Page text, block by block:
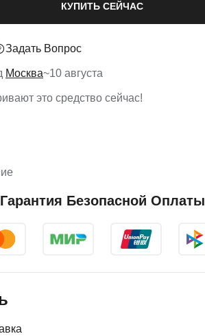
КУПИТЬ СЕЙЧАС
Задать Вопрос
Москва~10 августа
это средство сейчас!
Гарантия Безопасной Оплаты